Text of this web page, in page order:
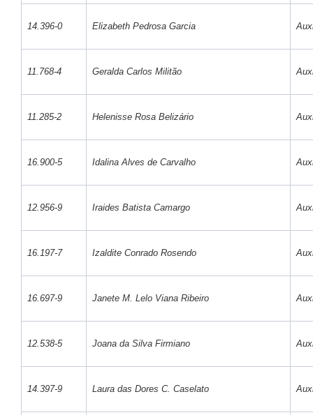
14.396-0 Elizabeth Pedrosa Garcia
11.768-4 Geralda Carlos Militão
11.285-2 Helenisse Rosa Belizário
16.900-5 Idalina Alves de Carvalho
12.956-9 Iraides Batista Camargo
16.197-7 Izaldite Conrado Rosendo
16.697-9 Janete M. Lelo Viana Ribeiro
12.538-5 Joana da Silva Firmiano
14.397-9 Laura das Dores C. Caselato